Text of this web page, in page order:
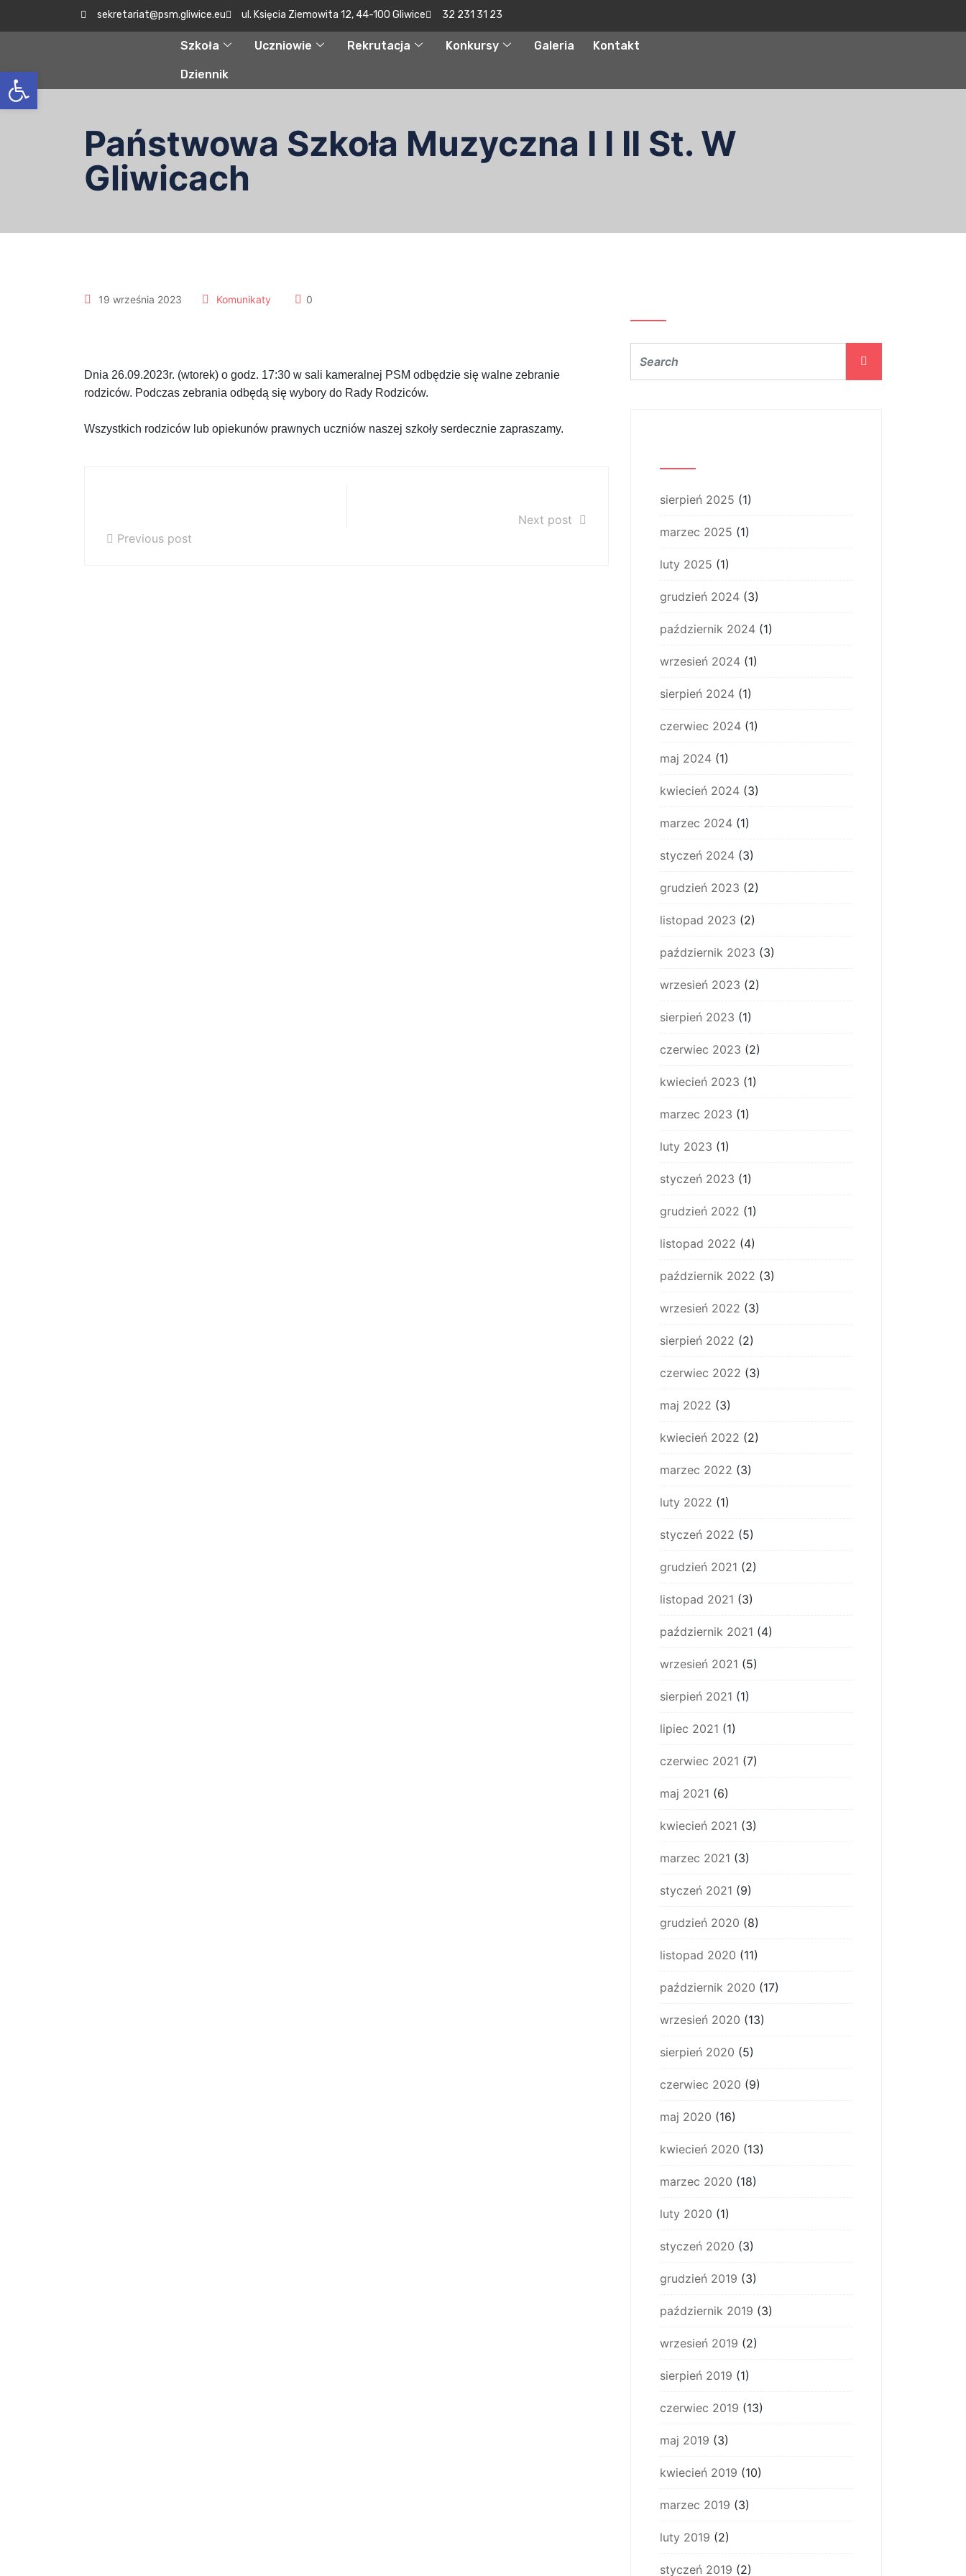
Otwórz pasek narzędzi
sekretariat@psm.gliwice.eu ul. Księcia Ziemowita 12, 44-100 Gliwice 32 231 31 23
Szkoła Uczniowie Rekrutacja Konkursy Galeria Kontakt
Dziennik
Państwowa Szkoła Muzyczna I I II St. W
Gliwicach
19 września 2023 Komunikaty 0
Dnia 26.09.2023r. (wtorek) o godz. 17:30 w sali kameralnej PSM odbędzie się walne zebranie
rodziców. Podczas zebrania odbędą się wybory do Rady Rodziców.
Wszystkich rodziców lub opiekunów prawnych uczniów naszej szkoły serdecznie zapraszamy.
Previous post
Next post
sierpień 2025 (1)
marzec 2025 (1)
luty 2025 (1)
grudzień 2024 (3)
październik 2024 (1)
wrzesień 2024 (1)
sierpień 2024 (1)
czerwiec 2024 (1)
maj 2024 (1)
kwiecień 2024 (3)
marzec 2024 (1)
styczeń 2024 (3)
grudzień 2023 (2)
listopad 2023 (2)
październik 2023 (3)
wrzesień 2023 (2)
sierpień 2023 (1)
czerwiec 2023 (2)
kwiecień 2023 (1)
marzec 2023 (1)
luty 2023 (1)
styczeń 2023 (1)
grudzień 2022 (1)
listopad 2022 (4)
październik 2022 (3)
wrzesień 2022 (3)
sierpień 2022 (2)
czerwiec 2022 (3)
maj 2022 (3)
kwiecień 2022 (2)
marzec 2022 (3)
luty 2022 (1)
styczeń 2022 (5)
grudzień 2021 (2)
listopad 2021 (3)
październik 2021 (4)
wrzesień 2021 (5)
sierpień 2021 (1)
lipiec 2021 (1)
czerwiec 2021 (7)
maj 2021 (6)
kwiecień 2021 (3)
marzec 2021 (3)
styczeń 2021 (9)
grudzień 2020 (8)
listopad 2020 (11)
październik 2020 (17)
wrzesień 2020 (13)
sierpień 2020 (5)
czerwiec 2020 (9)
maj 2020 (16)
kwiecień 2020 (13)
marzec 2020 (18)
luty 2020 (1)
styczeń 2020 (3)
grudzień 2019 (3)
październik 2019 (3)
wrzesień 2019 (2)
sierpień 2019 (1)
czerwiec 2019 (13)
maj 2019 (3)
kwiecień 2019 (10)
marzec 2019 (3)
luty 2019 (2)
styczeń 2019 (2)